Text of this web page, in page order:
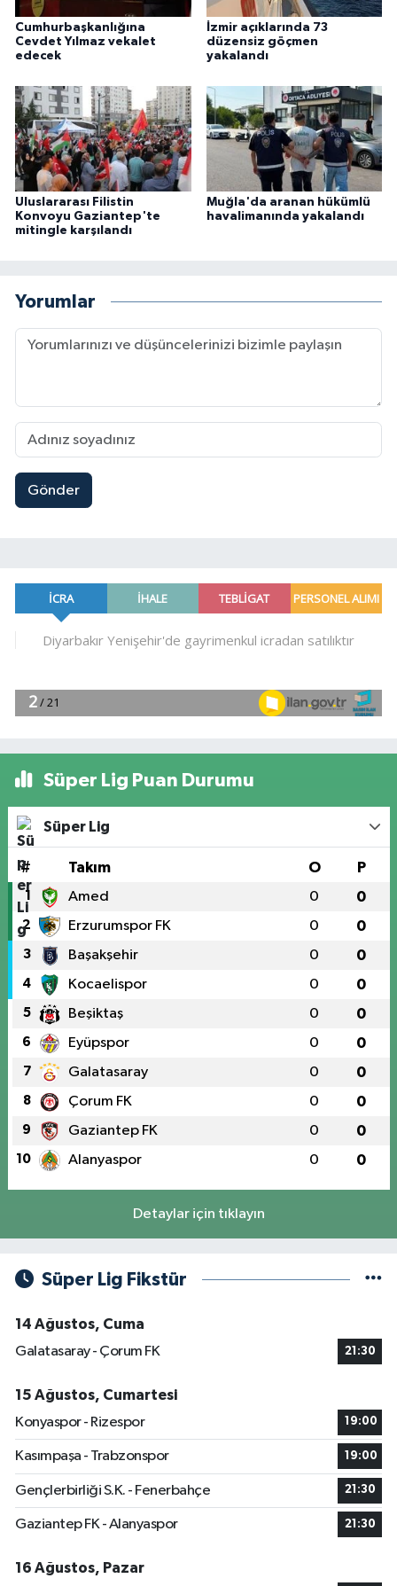
Cumhurbaşkanlığına
Cevdet Yılmaz vekalet
edecek
İzmir açıklarında 73
düzensiz göçmen
yakalandı
Uluslararası Filistin
Konvoyu Gaziantep'te
mitingle karşılandı
Muğla'da aranan hükümlü
havalimanında yakalandı
Yorumlar
Gönder
Süper Lig Puan Durumu
Süper Lig
# Takım O P
1 Amed 0 0
2 Erzurumspor FK 0 0
3 Başakşehir 0 0
4 Kocaelispor 0 0
5 Beşiktaş 0 0
6 Eyüpspor 0 0
7 Galatasaray 0 0
8 Çorum FK 0 0
9 Gaziantep FK 0 0
10 Alanyaspor 0 0
Detaylar için tıklayın
Süper Lig Fikstür
14 Ağustos, Cuma
Galatasaray - Çorum FK
21:30
15 Ağustos, Cumartesi
Konyaspor - Rizespor
19:00
Kasımpaşa - Trabzonspor 19:00
Gençlerbirliği S.K. - Fenerbahçe 21:30
Gaziantep FK - Alanyaspor 21:30
16 Ağustos, Pazar